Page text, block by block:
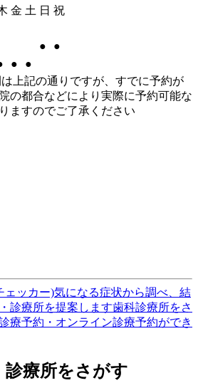
金 土 日 祝
●
●
●
●
上記の通りですが、すでに予約が
の都合などにより実際に予約可能な
ますのでご了承ください
ェッカー)気になる症状から調べ、結
診療所を提案します歯科診療所をさ
療予約・オンライン診療予約ができ
診療所をさがす